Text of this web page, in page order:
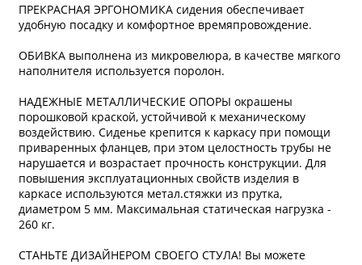
ПРЕКРАСНАЯ ЭРГОНОМИКА сидения обеспечивает
удобную посадку и комфортное времяпровождение.
ОБИВКА выполнена из микровелюра, в качестве мягкого
наполнителя используется поролон.
НАДЕЖНЫЕ МЕТАЛЛИЧЕСКИЕ ОПОРЫ окрашены
порошковой краской, устойчивой к механическому
воздействию. Сиденье крепится к каркасу при помощи
приваренных фланцев, при этом целостность трубы не
нарушается и возрастает прочность конструкции. Для
повышения эксплуатационных свойств изделия в
каркасе используются метал.стяжки из прутка,
диаметром 5 мм. Максимальная статическая нагрузка -
260 кг.
СТАНЬТЕ ДИЗАЙНЕРОМ СВОЕГО СТУЛА! Вы можете